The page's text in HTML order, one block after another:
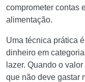
comprometer contas
alimentação.
Uma técnica prática
dinheiro em
lazer. Quando o
que não deve gastar